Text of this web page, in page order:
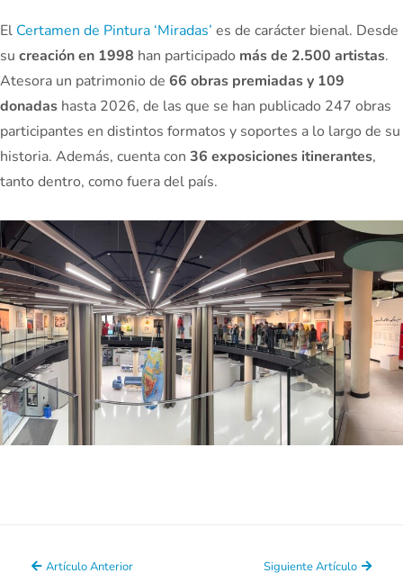
El Certamen de Pintura ‘Miradas’ es de carácter bienal. Desde
su creación en 1998 han participado más de 2.500 artistas.
Atesora un patrimonio de 66 obras premiadas y 109
donadas hasta 2026, de las que se han publicado 247 obras
participantes en distintos formatos y soportes a lo largo de su
historia. Además, cuenta con 36 exposiciones itinerantes,
tanto dentro, como fuera del país.
Artículo Anterior Siguiente Artículo